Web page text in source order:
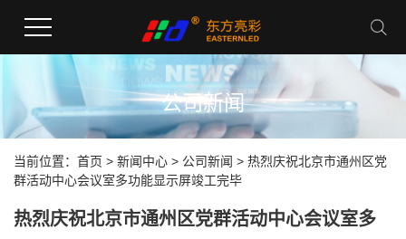
公司新闻
当前位置： 首页 > 新闻中心 > 公司新闻 > 热烈庆祝北京市通州区党
群活动中心会议室多功能显示屏竣工完毕
热烈庆祝北京市通州区党群活动中心会议室多